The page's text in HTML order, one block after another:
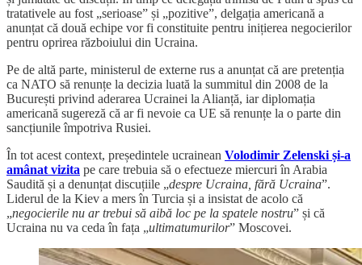
tratativele au fost „serioase” și „pozitive”, delgația americană a
anunțat că două echipe vor fi constituite pentru inițierea negocierilor
pentru oprirea războiului din Ucraina.
Pe de altă parte, ministerul de externe rus a anunțat că are pretenția
ca NATO să renunțe la decizia luată la summitul din 2008 de la
București privind aderarea Ucrainei la Alianță, iar diplomația
americană sugereză că ar fi nevoie ca UE să renunțe la o parte din
sancțiunile împotriva Rusiei.
În tot acest context, președintele ucrainean Volodimir Zelenski și-a
amânat vizita pe care trebuia să o efectueze miercuri în Arabia
Saudită și a denunțat discuțiile „despre Ucraina, fără Ucraina”.
Liderul de la Kiev a mers în Turcia și a insistat de acolo că
„negocierile nu ar trebui să aibă loc pe la spatele nostru” și că
Ucraina nu va ceda în fața „ultimatumurilor” Moscovei.